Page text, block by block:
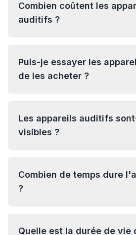
Combien coûtent les
auditifs ?
Puis-je essayer les
de les acheter ?
Les appareils auditifs
visibles ?
Combien de temps dure
?
Quelle est la durée de vie